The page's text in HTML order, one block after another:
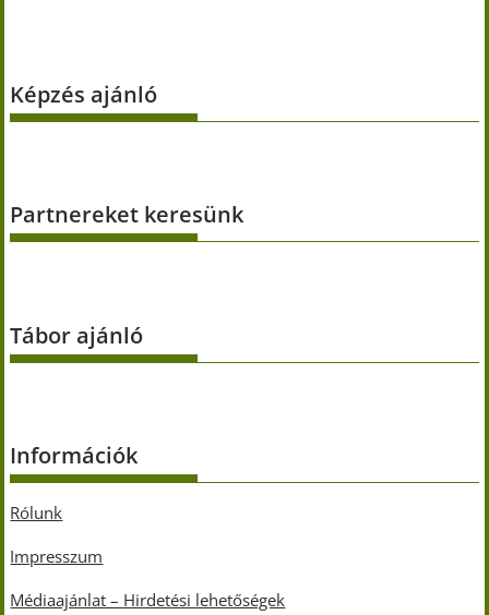
Képzés ajánló
Partnereket keresünk
Tábor ajánló
Információk
Rólunk
Impresszum
Médiaajánlat – Hirdetési lehetőségek